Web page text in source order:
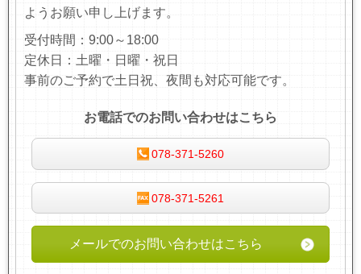
ようお願い申し上げます。
受付時間：9:00～18:00
定休日：土曜・日曜・祝日
事前のご予約で土日祝、夜間も対応可能です。
お電話でのお問い合わせはこちら
078-371-5260
078-371-5261
メールでのお問い合わせはこちら